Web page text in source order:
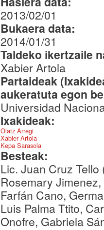
2013/02/01
Bukaera data:
2014/01/31
Taldeko ikertzaile
Xabier Artola
Partaideak
aukeratuta egon
Universidad
Ixakideak:
Olatz Arregi
Xabier Artola
Kepa Sarasola
Besteak:
Lic. Juan Cruz
Rosemary
Farfán Cano,
Luis Palma Ttito,
Onofre, Gabriela